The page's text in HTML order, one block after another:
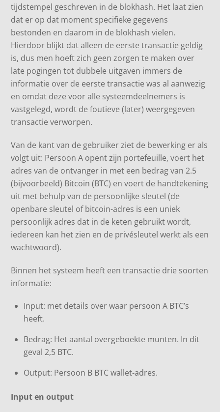
tijdstempel geschreven in de blokhash. Het laat zien
dat er op dat moment specifieke gegevens
bestonden en daarom in de blokhash vielen.
Hierdoor blijkt dat alleen de eerste transactie geldig
is, dus men hoeft zich geen zorgen te maken over
late pogingen tot dubbele uitgaven immers de
informatie over de eerste transactie was al aanwezig
en omdat deze voor alle systeemdeelnemers is
vastgelegd, wordt de foutieve (later) weergegeven
transactie verworpen.
Van de kant van de gebruiker ziet de bewerking er als
volgt uit: Persoon A opent zijn portefeuille, voert het
adres van de ontvanger in met een bedrag van 2.5
(bijvoorbeeld) Bitcoin (BTC) en voert de handtekening
uit met behulp van de persoonlijke sleutel (de
openbare sleutel of bitcoin-adres is een uniek
persoonlijk adres dat in de keten gebruikt wordt,
iedereen kan het zien en de privésleutel werkt als een
wachtwoord).
Binnen het systeem heeft een transactie drie soorten
informatie:
Input: met details over waar persoon A BTC’s
heeft.
Bedrag: Het aantal overgeboekte munten. In dit
geval 2,5 BTC.
Output: Persoon B BTC wallet-adres.
Input en output